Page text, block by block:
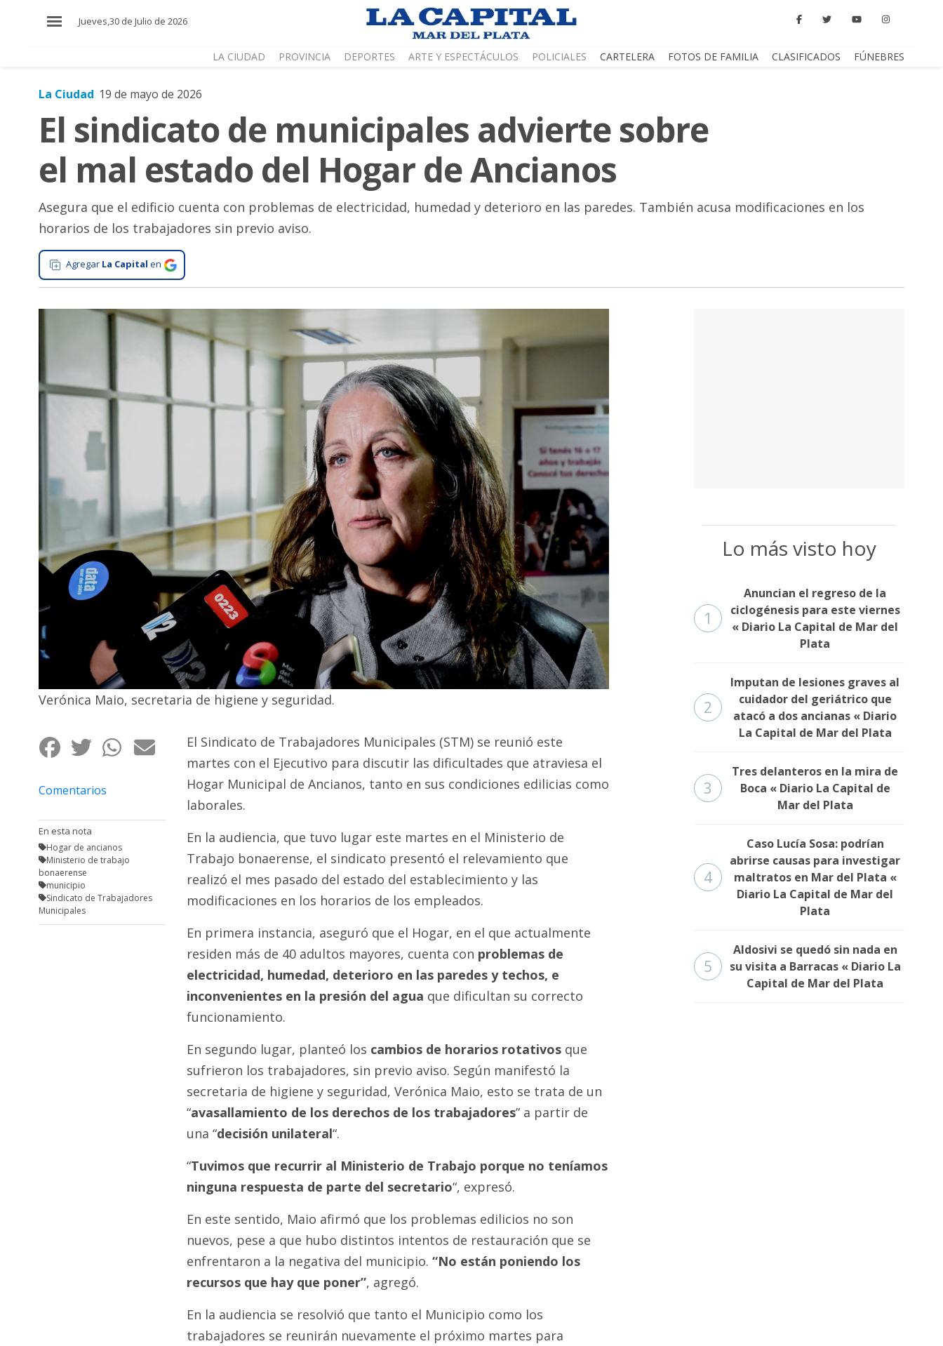
Jueves,30 de Julio de 2026
LA CIUDAD PROVINCIA DEPORTES ARTE Y ESPECTÁCULOS POLICIALES CARTELERA FOTOS DE FAMILIA CLASIFICADOS FÚNEBRES
Zona
Cultura
Tecnología
Gastronomía
Salud
Ciudad
Fotos
Clasificados
Fúnebres
La Ciudad 19 de mayo de 2026
El sindicato de municipales advierte sobre
el mal estado del Hogar de Ancianos
Asegura que el edificio cuenta con problemas de electricidad, humedad y deterioro en las paredes. También acusa modificaciones en los
horarios de los trabajadores sin previo aviso.
Agregar La Capital en
Verónica Maio, secretaria de higiene y seguridad.
Comentarios
En esta nota
Hogar de ancianos
Ministerio de trabajo
bonaerense
municipio
Sindicato de Trabajadores
Municipales
El Sindicato de Trabajadores Municipales (STM) se reunió este
martes con el Ejecutivo para discutir las dificultades que atraviesa el
Hogar Municipal de Ancianos, tanto en sus condiciones edilicias como
laborales.
En la audiencia, que tuvo lugar este martes en el Ministerio de
Trabajo bonaerense, el sindicato presentó el relevamiento que
realizó el mes pasado del estado del establecimiento y las
modificaciones en los horarios de los empleados.
En primera instancia, aseguró que el Hogar, en el que actualmente
residen más de 40 adultos mayores, cuenta con problemas de
electricidad, humedad, deterioro en las paredes y techos, e
inconvenientes en la presión del agua que dificultan su correcto
funcionamiento.
En segundo lugar, planteó los cambios de horarios rotativosque
sufrieron los trabajadores, sin previo aviso. Según manifestó la
secretaria de higiene y seguridad, Verónica Maio, esto se trata de un
“avasallamiento de los derechos de los trabajadores” a partir de
una “decisión unilateral“.
“Tuvimos que recurrir al Ministerio de Trabajo porque no teníamos
ninguna respuesta de parte del secretario“, expresó.
En este sentido, Maio afirmó que los problemas edilicios no son
nuevos, pese a que hubo distintos intentos de restauración que se
enfrentaron a la negativa del municipio. “No están poniendo los
recursos que hay que poner”, agregó.
En la audiencia se resolvió que tanto el Municipio como los
trabajadores se reunirán nuevamente el próximo martes para
Lo más visto hoy
1
Anuncian el regreso de la
ciclogénesis para este viernes
« Diario La Capital de Mar del
Plata
2
Imputan de lesiones graves al
cuidador del geriátrico que
atacó a dos ancianas « Diario
La Capital de Mar del Plata
3
Tres delanteros en la mira de
Boca « Diario La Capital de
Mar del Plata
4
Caso Lucía Sosa: podrían
abrirse causas para investigar
maltratos en Mar del Plata «
Diario La Capital de Mar del
Plata
5
Aldosivi se quedó sin nada en
su visita a Barracas « Diario La
Capital de Mar del Plata